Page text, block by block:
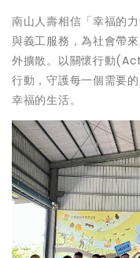
南山人壽相信「幸福的
與義工服務，為社會帶
外擴散。以關懷行動
行動，守護每一個需要
幸福的生活。